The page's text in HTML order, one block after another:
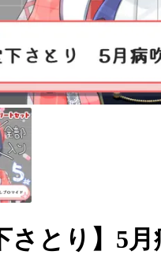
さとり】5